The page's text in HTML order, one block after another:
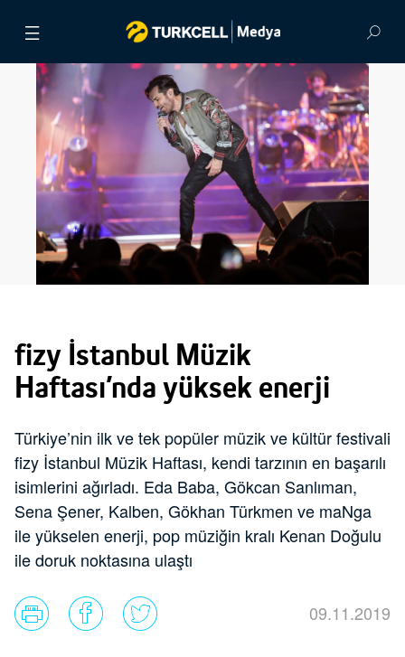
BASIN BÜLTENLERİ
VİDEOLAR
GÖRSEL ARŞİV
İLETİŞİM
fizy İstanbul Müzik
Haftası’nda yüksek enerji
Türkiye’nin ilk ve tek popüler müzik ve kültür festivali
fizy İstanbul Müzik Haftası, kendi tarzının en başarılı
isimlerini ağırladı. Eda Baba, Gökcan Sanlıman,
Sena Şener, Kalben, Gökhan Türkmen ve maNga
ile yükselen enerji, pop müziğin kralı Kenan Doğulu
ile doruk noktasına ulaştı
09.11.2019